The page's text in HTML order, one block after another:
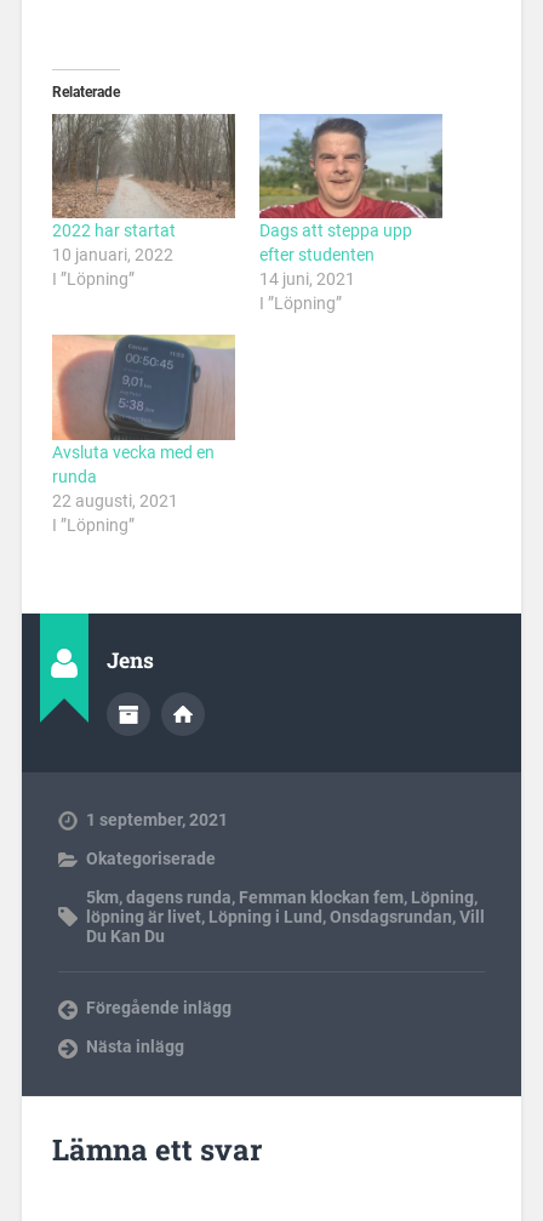
Relaterade
2022 har startat
10 januari, 2022
I ”Löpning”
Dags att steppa upp
efter studenten
14 juni, 2021
I ”Löpning”
Avsluta vecka med en
runda
22 augusti, 2021
I ”Löpning”
Jens
1 september, 2021
Okategoriserade
5km,dagens runda, Femman klockan fem, Löpning,
löpning är livet, Löpning i Lund ,Onsdagsrundan,Vill
Du Kan Du
Föregående inlägg
Nästa inlägg
Lämna ett svar